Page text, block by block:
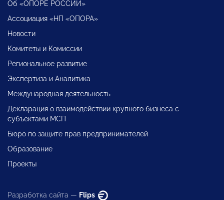
Об «ОПОРЕ РОССИИ»
Ассоциация «НП «ОПОРА»
Новости
Комитеты и Комиссии
Региональное развитие
Экспертиза и Аналитика
Международная деятельность
Декларация о взаимодействии крупного бизнеса с
субъектами МСП
Бюро по защите прав предпринимателей
Образование
Проекты
Разработка сайта — Flips